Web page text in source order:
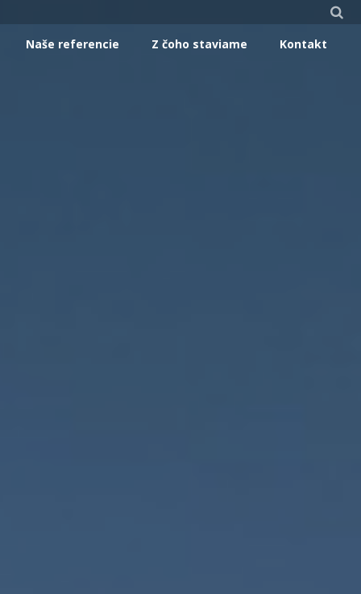
Naše referencie Z čoho staviame Kontakt